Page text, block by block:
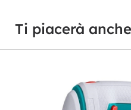
Ti piacerà anche